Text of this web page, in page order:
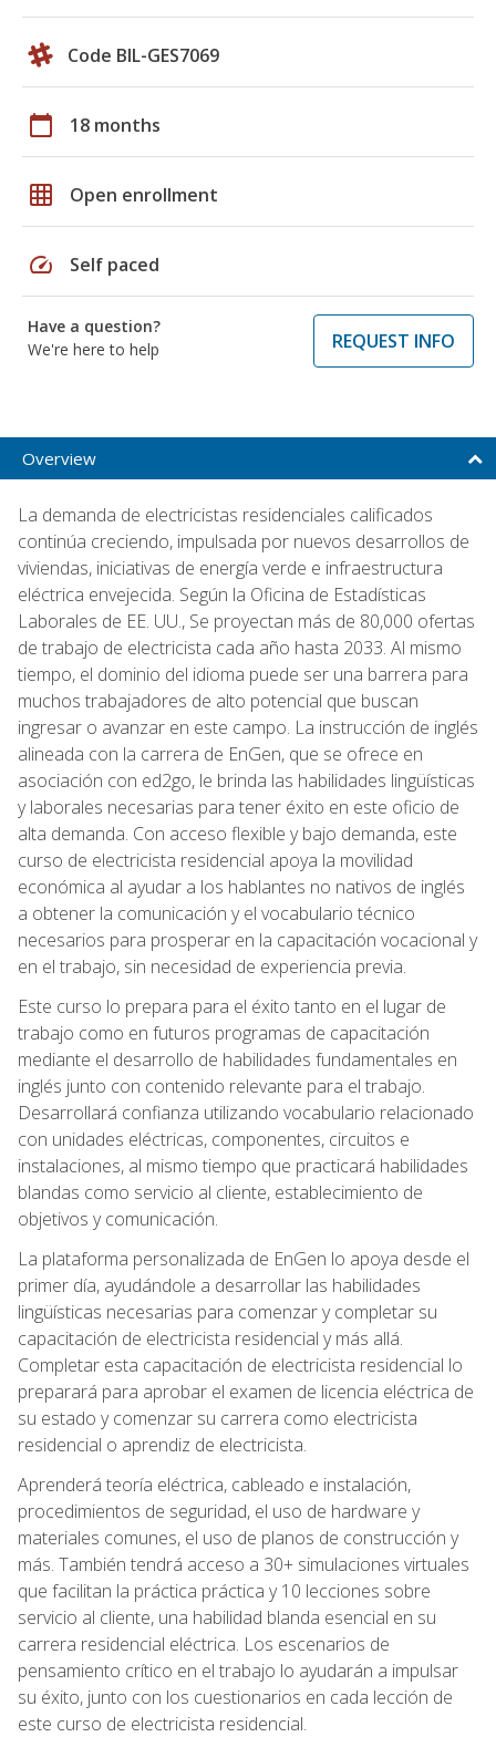
Code BIL-GES7069
calendar_today 18 months
grid_on Open enrollment
speed Self paced
Have a question?
We're here to help
REQUEST INFO
Overview
La demanda de electricistas residenciales calificados
continúa creciendo, impulsada por nuevos desarrollos de
viviendas, iniciativas de energía verde e infraestructura
eléctrica envejecida. Según la Oficina de Estadísticas
Laborales de EE. UU., Se proyectan más de 80,000 ofertas
de trabajo de electricista cada año hasta 2033. Al mismo
tiempo, el dominio del idioma puede ser una barrera para
muchos trabajadores de alto potencial que buscan
ingresar o avanzar en este campo. La instrucción de inglés
alineada con la carrera de EnGen, que se ofrece en
asociación con ed2go, le brinda las habilidades lingüísticas
y laborales necesarias para tener éxito en este oficio de
alta demanda. Con acceso flexible y bajo demanda, este
curso de electricista residencial apoya la movilidad
económica al ayudar a los hablantes no nativos de inglés
a obtener la comunicación y el vocabulario técnico
necesarios para prosperar en la capacitación vocacional y
en el trabajo, sin necesidad de experiencia previa.
Este curso lo prepara para el éxito tanto en el lugar de
trabajo como en futuros programas de capacitación
mediante el desarrollo de habilidades fundamentales en
inglés junto con contenido relevante para el trabajo.
Desarrollará confianza utilizando vocabulario relacionado
con unidades eléctricas, componentes, circuitos e
instalaciones, al mismo tiempo que practicará habilidades
blandas como servicio al cliente, establecimiento de
objetivos y comunicación.
La plataforma personalizada de EnGen lo apoya desde el
primer día, ayudándole a desarrollar las habilidades
lingüísticas necesarias para comenzar y completar su
capacitación de electricista residencial y más allá.
Completar esta capacitación de electricista residencial lo
preparará para aprobar el examen de licencia eléctrica de
su estado y comenzar su carrera como electricista
residencial o aprendiz de electricista.
Aprenderá teoría eléctrica, cableado e instalación,
procedimientos de seguridad, el uso de hardware y
materiales comunes, el uso de planos de construcción y
más. También tendrá acceso a 30+ simulaciones virtuales
que facilitan la práctica práctica y 10 lecciones sobre
servicio al cliente, una habilidad blanda esencial en su
carrera residencial eléctrica. Los escenarios de
pensamiento crítico en el trabajo lo ayudarán a impulsar
su éxito, junto con los cuestionarios en cada lección de
este curso de electricista residencial.